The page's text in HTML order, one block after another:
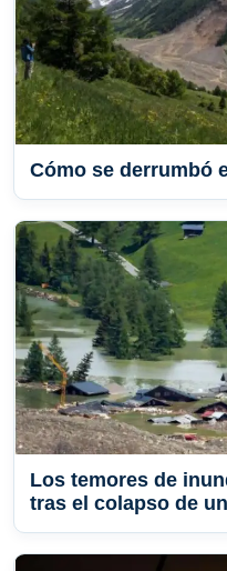
Cómo se derrumbó
Los temores de
tras el colapso de